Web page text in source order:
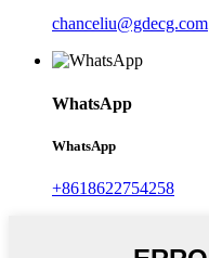
chanceliu@gdecg.com
WhatsApp
WhatsApp
+8618622754258